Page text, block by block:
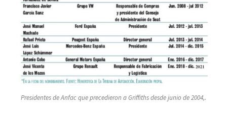
Presidentes de Anfac que precedieron a Griffiths desde junio de 2004,.